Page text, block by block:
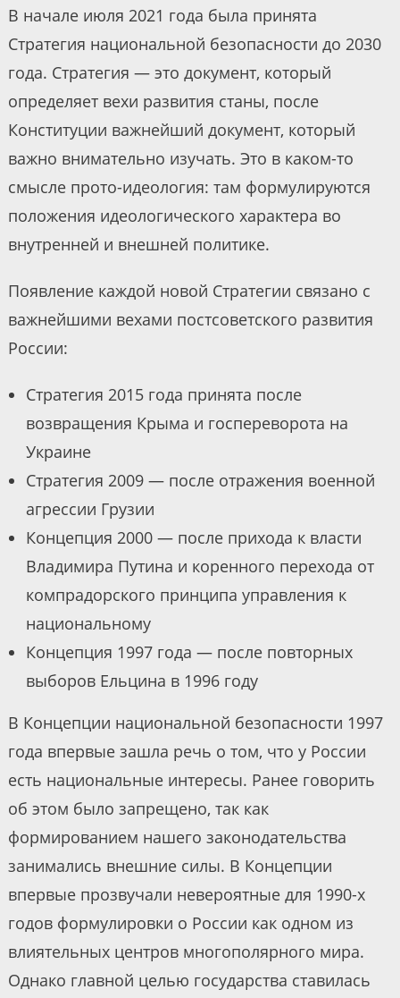
В начале июля 2021 года была принята
Стратегия национальной безопасности до 2030
года. Стратегия — это документ, который
определяет вехи развития станы, после
Конституции важнейший документ, который
важно внимательно изучать. Это в каком-то
смысле прото-идеология: там формулируются
положения идеологического характера во
внутренней и внешней политике.
Появление каждой новой Стратегии связано с
важнейшими вехами постсоветского развития
России:
Стратегия 2015 года принята после
возвращения Крыма и госпереворота на
Украине
Стратегия 2009 — после отражения военной
агрессии Грузии
Концепция 2000 — после прихода к власти
Владимира Путина и коренного перехода от
компрадорского принципа управления к
национальному
Концепция 1997 года — после повторных
выборов Ельцина в 1996 году
В Концепции национальной безопасности 1997
года впервые зашла речь о том, что у России
есть национальные интересы. Ранее говорить
об этом было запрещено, так как
формированием нашего законодательства
занимались внешние силы. В Концепции
впервые прозвучали невероятные для 1990-х
годов формулировки о России как одном из
влиятельных центров многополярного мира.
Однако главной целью государства ставилась